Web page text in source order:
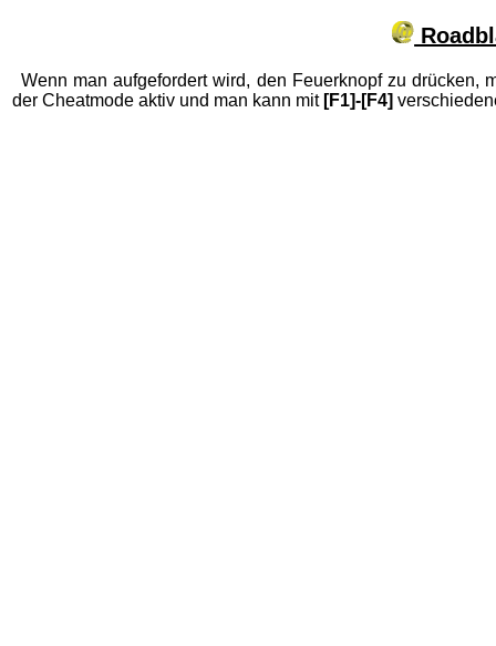
Wenn man aufgefordert wird, den Feuerknopf zu
der Cheatmode aktiv und man kann mit [F1]-[F4]